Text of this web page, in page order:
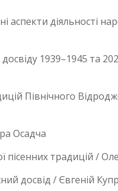
аспекти діяльності
1939–1945 та
Північного
Осадча
пісенних традицій /
досвід / Євгеній